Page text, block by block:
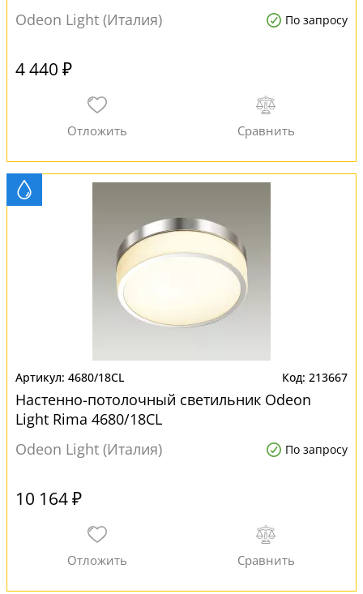
Odeon Light (Италия) По запросу
4 440 ₽
4680/18CL 213667
Настенно-потолочный светильник Odeon
Light Rima 4680/18CL
Odeon Light (Италия)
По запросу
10 164 ₽